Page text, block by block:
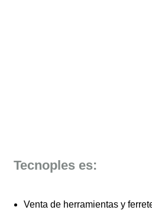
Tecnoples es:
Venta de herramientas y